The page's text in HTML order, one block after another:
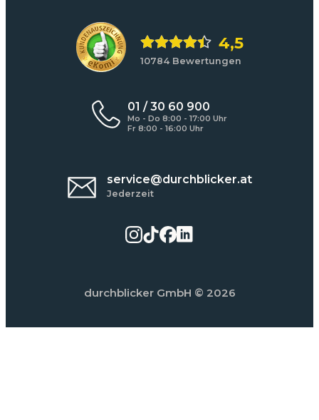
4,5
10784 Bewertungen
01 / 30 60 900
Mo - Do 8:00 - 17:00 Uhr
Fr 8:00 - 16:00 Uhr
service@durchblicker.at
Jederzeit
durchblicker GmbH © 2026